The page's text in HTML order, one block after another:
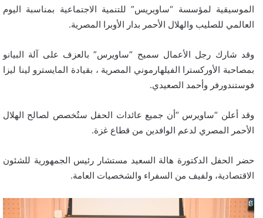
الموسيقية لمؤسسة “ساويريس” للتنمية الاجتماعية بمناسبة اليوم
العالمي للصليب والهلال الأحمر بدار الأوبرا المصرية.
وقد شارك رجل الأعمال سميح “ساويرس” بالعزف على آلة البيانو
بمصاحبة الأوركسترا الفيلهارموني المصرية ، بقيادة المايسترو لينا ليزا
فوستندورفر وأحمد الصعيدي.
وقد أعلن “ساويرس “أن جميع عائدات الحفل ستُخصص لصالح الهلال
الأحمر المصري لدعم الوافدين من قطاع غزة.
حضر الحفل الدكتورة هالة السعيد مستشار رئيس الجمهورية للشئون
الاقتصادية، ولفيف من السفراء والشخصيات العامة.